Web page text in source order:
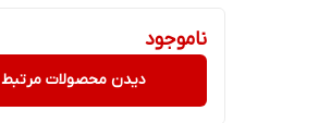
ناموجود
دیدن محصولات مرتبط